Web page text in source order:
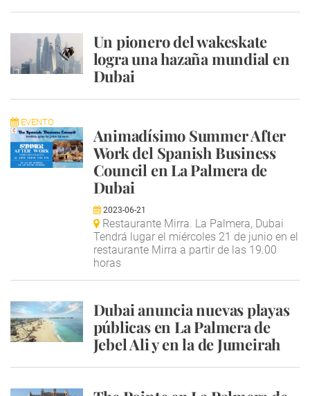
Un pionero del wakeskate
logra una hazaña mundial en
Dubai
EVENTO
Animadísimo Summer After
Work del Spanish Business
Council en La Palmera de
Dubai
2023-06-21
Restaurante Mirra. La Palmera, Dubai
Tendrá lugar el miércoles 21 de junio en el
restaurante Mirra a partir de las 19.00
horas
Dubai anuncia nuevas playas
públicas en La Palmera de
Jebel Ali y en la de Jumeirah